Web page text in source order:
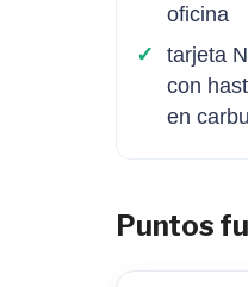
oficina
tarjeta
con
en
Puntos